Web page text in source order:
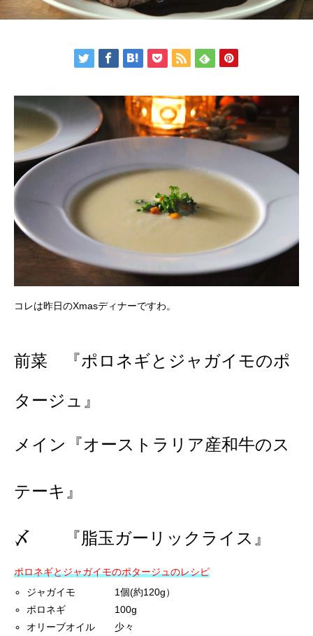
コレは昨日のXmasディナーですわ。
前菜 『ポロネギとジャガイモのポ
タージュ』
メイン『オーストラリア産和牛のス
テーキ』
〆 『脂玉ガーリックライス』
ポロネギとジャガイモのポタージュのレシピ
ジャガイモ 1個(約120g）
ポロネギ 100g
オリーブオイル 少々